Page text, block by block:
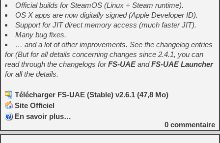
Official builds for SteamOS (Linux + Steam runtime).
OS X apps are now digitally signed (Apple Developer ID).
Support for JIT direct memory access (much faster JIT).
Many bug fixes.
… and a lot of other improvements. See the changelog entries
for (But for all details concerning changes since 2.4.1, you can
read through the changelogs forFS-UAEandFS-UAE Launcher
for all the details.
Télécharger FS-UAE (Stable) v2.6.1 (47,8 Mo)
Site Officiel
En savoir plus…
0 commentaire